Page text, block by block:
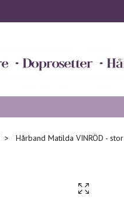
Hårband Matilda VINRÖD - stor